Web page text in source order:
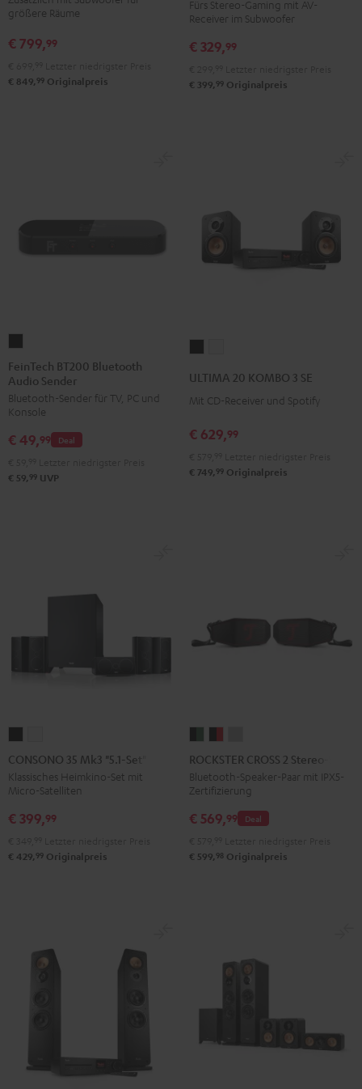
Club
Night
Club
Pure
größere Räume
€ 799,99
€ 849, 99 Originalpreis
"2.1-
Set"
Schwarz
Fürs Stereo-Gaming mit AV-
Receiver im Subwoofer
€ 329,99
€ 399, 99 Originalpreis
BT200
Bluetooth
Audio
Sender
Schwarz
FeinTech BT200 Bluetooth
Audio Sender
Bluetooth-Sender für TV, PC und
Konsole
Deal
€ 49,99
€ 59, 99 UVP
KOMBO
3
Schwarz
KOMBO
3
Weiß
ULTIMA 20 KOMBO 3 SE
Mit CD-Receiver und Spotify
€ 629,99
€ 749, 99 Originalpreis
35
Mk3
"5.1-
Set"
35
Mk3
"5.1-
Set"
CONSONO 35 Mk3 "5.1-Set"
Klassisches Heimkino-Set mit
Micro-Satelliten
€ 399,99
€ 429, 99 Originalpreis
CROSS
2
Stereo-
Set
&
CROSS
2
Stereo-
Set
&
CROSS
2
Stereo-
Set
Gray
ROCKSTER CROSS 2 Stereo-Set
Bluetooth-Speaker-Paar mit IPX5-
Zertifizierung
Deal
€ 569,99
€ 599, 98 Originalpreis